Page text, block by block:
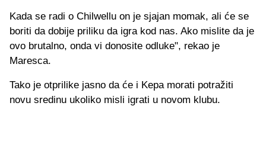
Kada se radi o Chilwellu on je sjajan momak, ali će se
boriti da dobije priliku da igra kod nas. Ako mislite da je
ovo brutalno, onda vi donosite odluke", rekao je
Maresca.
Tako je otprilike jasno da će i Kepa morati potražiti
novu sredinu ukoliko misli igrati u novom klubu.